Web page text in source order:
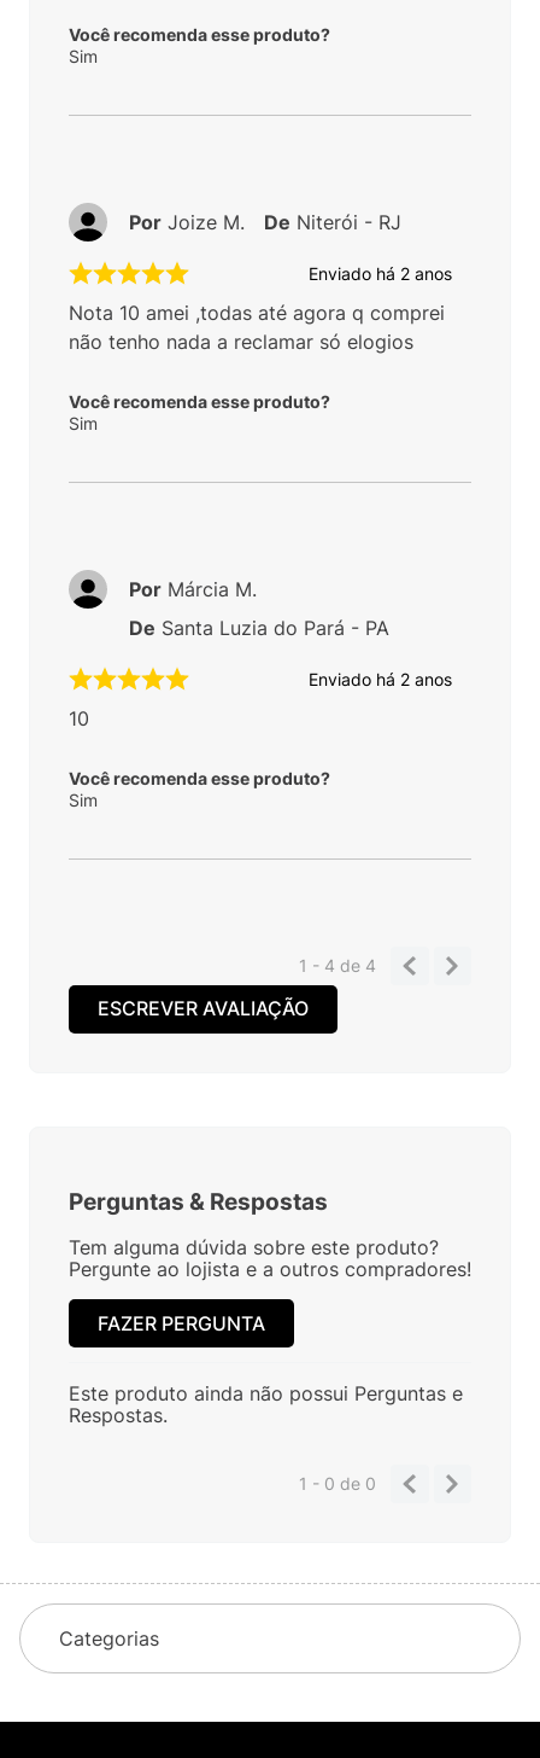
Você recomenda esse produto?
Sim
Enviado há 2 anos
Nota 10 amei ,todas até agora q comprei
não tenho nada a reclamar só elogios
Você recomenda esse produto?
Sim
Por Joize M. De Niterói - RJ
Enviado há 2 anos
10
Você recomenda esse produto?
Sim
Por Márcia M.
De Santa Luzia do Pará - PA
1 - 4de 4
ESCREVER AVALIAÇÃO
Perguntas & Respostas
Tem alguma dúvida sobre este produto?
Pergunte ao lojista e a outros compradores!
FAZER PERGUNTA
Este produto ainda não possui Perguntas e
Respostas.
1 - 0de 0
Categorias